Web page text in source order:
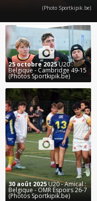
(Photo Sportkipik.be)
25 octobre 2025U20 :
Belgique - Cambridge 49-15
(Photos Sportkipik.be)
30 août 2025U20 - Amical :
Belgique - OMR Espoirs 26-7
(Photos Sportkipik.be)